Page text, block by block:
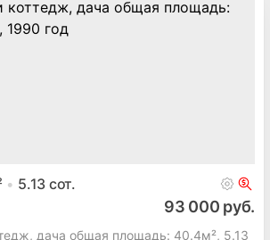
5.13 сот.
93 000 руб.
дача общая площадь: 40.4м², 5.13